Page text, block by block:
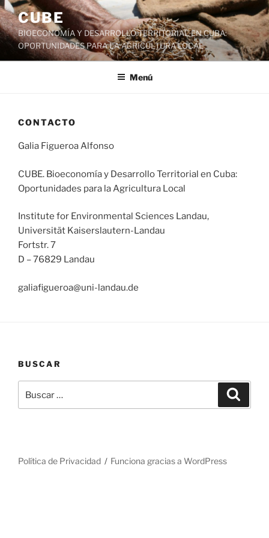
Saltar
al
contenido
CUBE
BIOECONOMÍA Y DESARROLLO TERRITORIAL EN CUBA:
OPORTUNIDADES PARA LA AGRICULTURA LOCAL
Menú
CONTACTO
Galia Figueroa Alfonso
CUBE. Bioeconomía y Desarrollo Territorial en Cuba:
Oportunidades para la Agricultura Local
Institute for Environmental Sciences Landau,
Universität Kaiserslautern-Landau
Fortstr. 7
D – 76829 Landau
galiafigueroa@uni-landau.de
BUSCAR
por:
Política de Privacidad Funciona gracias a WordPress